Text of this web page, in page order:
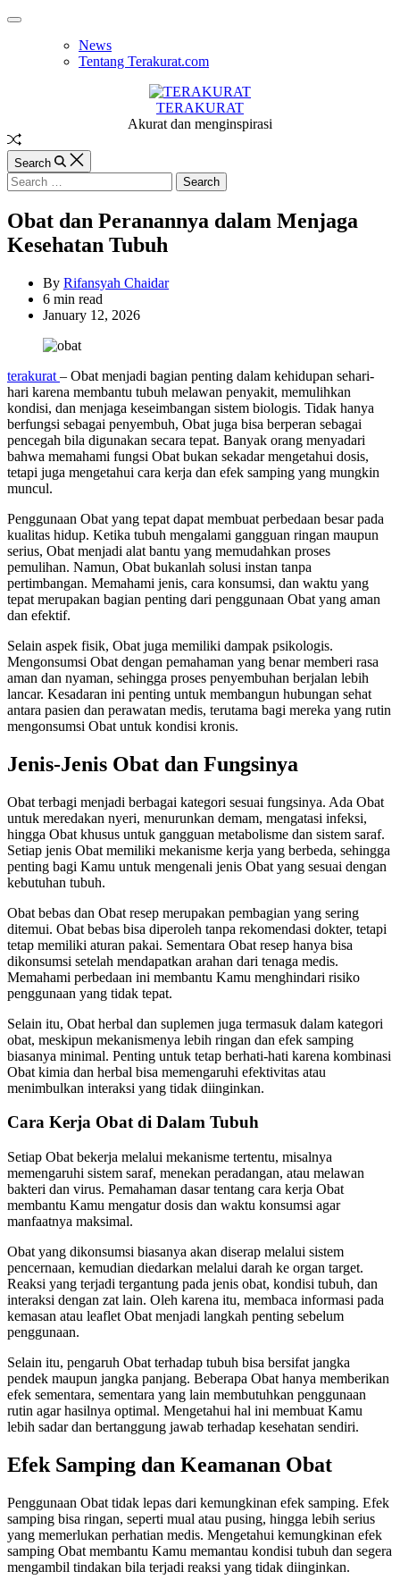
Skip
Off
News
Tentang Terakurat.com
TERAKURAT
Akurat dan menginspirasi
Random
Article
Search
Search
for:
Obat dan Peranannya dalam Menjaga
Kesehatan Tubuh
By Rifansyah Chaidar
Estimated
read
6 min read
January 12, 2026
terakurat – Obat menjadi bagian penting dalam kehidupan sehari-
hari karena membantu tubuh melawan penyakit, memulihkan
kondisi, dan menjaga keseimbangan sistem biologis. Tidak hanya
berfungsi sebagai penyembuh, Obat juga bisa berperan sebagai
pencegah bila digunakan secara tepat. Banyak orang menyadari
bahwa memahami fungsi Obat bukan sekadar mengetahui dosis,
tetapi juga mengetahui cara kerja dan efek samping yang mungkin
muncul.
Penggunaan Obat yang tepat dapat membuat perbedaan besar pada
kualitas hidup. Ketika tubuh mengalami gangguan ringan maupun
serius, Obat menjadi alat bantu yang memudahkan proses
pemulihan. Namun, Obat bukanlah solusi instan tanpa
pertimbangan. Memahami jenis, cara konsumsi, dan waktu yang
tepat merupakan bagian penting dari penggunaan Obat yang aman
dan efektif.
Selain aspek fisik, Obat juga memiliki dampak psikologis.
Mengonsumsi Obat dengan pemahaman yang benar memberi rasa
aman dan nyaman, sehingga proses penyembuhan berjalan lebih
lancar. Kesadaran ini penting untuk membangun hubungan sehat
antara pasien dan perawatan medis, terutama bagi mereka yang rutin
mengonsumsi Obat untuk kondisi kronis.
Jenis-Jenis Obat dan Fungsinya
Obat terbagi menjadi berbagai kategori sesuai fungsinya. Ada Obat
untuk meredakan nyeri, menurunkan demam, mengatasi infeksi,
hingga Obat khusus untuk gangguan metabolisme dan sistem saraf.
Setiap jenis Obat memiliki mekanisme kerja yang berbeda, sehingga
penting bagi Kamu untuk mengenali jenis Obat yang sesuai dengan
kebutuhan tubuh.
Obat bebas dan Obat resep merupakan pembagian yang sering
ditemui. Obat bebas bisa diperoleh tanpa rekomendasi dokter, tetapi
tetap memiliki aturan pakai. Sementara Obat resep hanya bisa
dikonsumsi setelah mendapatkan arahan dari tenaga medis.
Memahami perbedaan ini membantu Kamu menghindari risiko
penggunaan yang tidak tepat.
Selain itu, Obat herbal dan suplemen juga termasuk dalam kategori
obat, meskipun mekanismenya lebih ringan dan efek samping
biasanya minimal. Penting untuk tetap berhati-hati karena kombinasi
Obat kimia dan herbal bisa memengaruhi efektivitas atau
menimbulkan interaksi yang tidak diinginkan.
Cara Kerja Obat di Dalam Tubuh
Setiap Obat bekerja melalui mekanisme tertentu, misalnya
memengaruhi sistem saraf, menekan peradangan, atau melawan
bakteri dan virus. Pemahaman dasar tentang cara kerja Obat
membantu Kamu mengatur dosis dan waktu konsumsi agar
manfaatnya maksimal.
Obat yang dikonsumsi biasanya akan diserap melalui sistem
pencernaan, kemudian diedarkan melalui darah ke organ target.
Reaksi yang terjadi tergantung pada jenis obat, kondisi tubuh, dan
interaksi dengan zat lain. Oleh karena itu, membaca informasi pada
kemasan atau leaflet Obat menjadi langkah penting sebelum
penggunaan.
Selain itu, pengaruh Obat terhadap tubuh bisa bersifat jangka
pendek maupun jangka panjang. Beberapa Obat hanya memberikan
efek sementara, sementara yang lain membutuhkan penggunaan
rutin agar hasilnya optimal. Mengetahui hal ini membuat Kamu
lebih sadar dan bertanggung jawab terhadap kesehatan sendiri.
Efek Samping dan Keamanan Obat
Penggunaan Obat tidak lepas dari kemungkinan efek samping. Efek
samping bisa ringan, seperti mual atau pusing, hingga lebih serius
yang memerlukan perhatian medis. Mengetahui kemungkinan efek
samping Obat membantu Kamu memantau kondisi tubuh dan segera
mengambil tindakan bila terjadi reaksi yang tidak diinginkan.